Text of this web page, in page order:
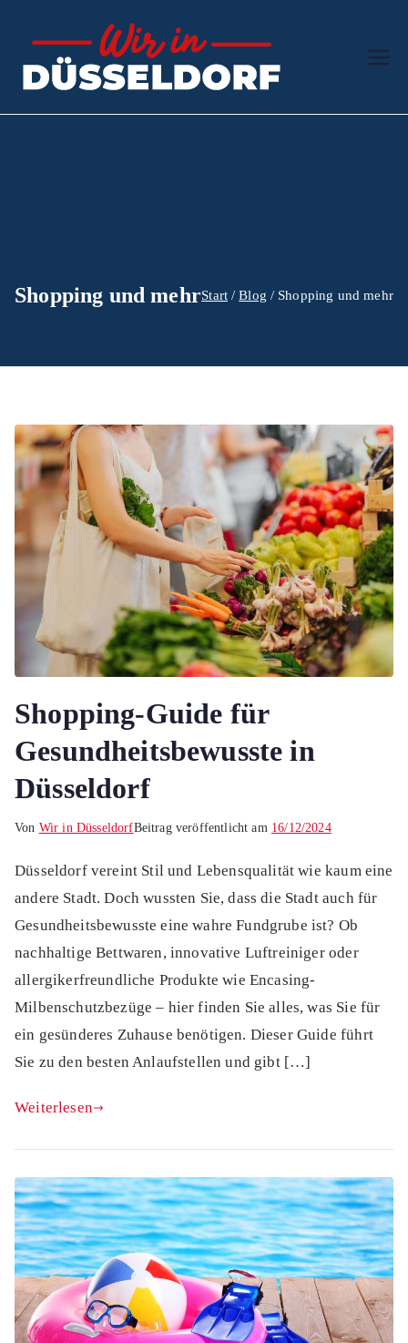
Inhalt
springen
Düssel
Shopping und mehrStart Blog Shopping und mehr
Shopping-Guide für
Gesundheitsbewusste in
Düsseldorf
Von Wir in DüsseldorfBeitrag veröffentlicht am 16/12/2024
Düsseldorf vereint Stil und Lebensqualität wie kaum eine
andere Stadt. Doch wussten Sie, dass die Stadt auch für
Gesundheitsbewusste eine wahre Fundgrube ist? Ob
nachhaltige Bettwaren, innovative Luftreiniger oder
allergikerfreundliche Produkte wie Encasing-
Milbenschutzbezüge – hier finden Sie alles, was Sie für
ein gesünderes Zuhause benötigen. Dieser Guide führt
Sie zu den besten Anlaufstellen und gibt […]
Weiterlesen